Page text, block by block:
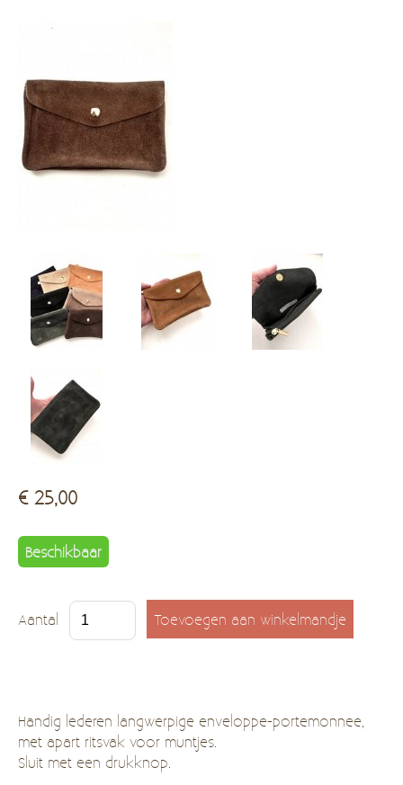
€ 25,00
Beschikbaar
Aantal
Handig lederen langwerpige enveloppe-portemonnee,
met apart ritsvak voor muntjes.
Sluit met een drukknop.